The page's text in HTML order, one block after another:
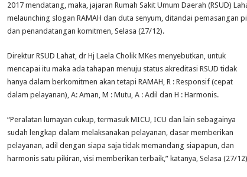
2017 mendatang, maka, jajaran Rumah Sakit Umum Daerah (RSUD)
melaunching slogan RAMAH dan duta senyum, ditandai pemasangan
dan penandatangan komitmen, Selasa (27/12).
Direktur RSUD Lahat, dr Hj Laela Cholik MKes menyebutkan, untuk
mencapai itu maka ada tahapan menuju status akreditasi RSUD tidak
hanya dalam berkomitmen akan tetapi RAMAH, R : Responsif (cepat
dalam pelayanan), A: Aman, M : Mutu, A : Adil dan H : Harmonis.
“Peralatan lumayan cukup, termasuk MICU, ICU dan lain sebagainya
sudah lengkap dalam melaksanakan pelayanan, dasar memberikan
pelayanan, adil dengan siapa saja tidak memandang siapapun, dan
harmonis satu pikiran, visi memberikan terbaik,” katanya, Selasa (27/